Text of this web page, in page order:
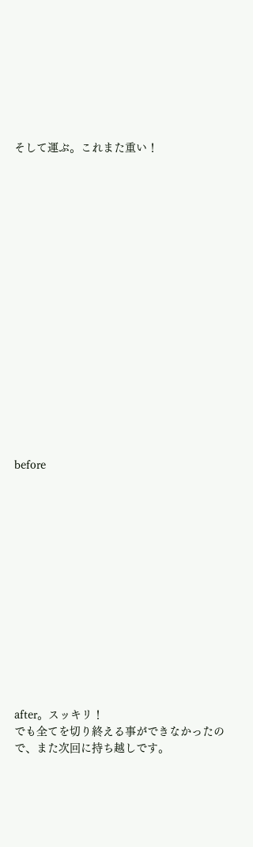
そして運ぶ。これまた重い！
before
after。スッキリ！
でも全てを切り終える事ができなかったの
で、また次回に持ち越しです。